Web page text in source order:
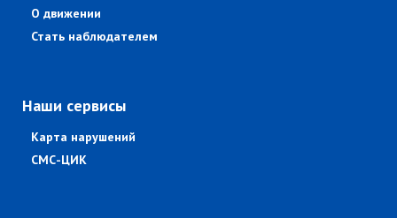
О движении
Стать наблюдателем
Наши сервисы
Карта нарушений
СМС-ЦИК